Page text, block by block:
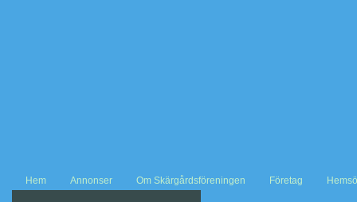
Hem Annonser Om Skärgårdsföreningen Företag